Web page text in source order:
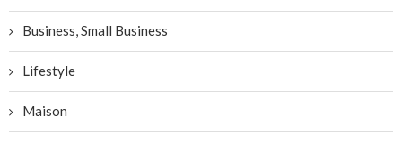
Business, Small Business
Lifestyle
Maison